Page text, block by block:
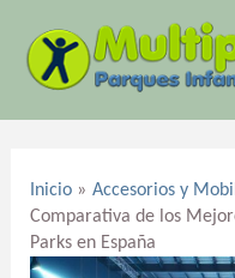
contenido
Inicio
Accesorios y
Comparativa de los
Parks en España
entradas